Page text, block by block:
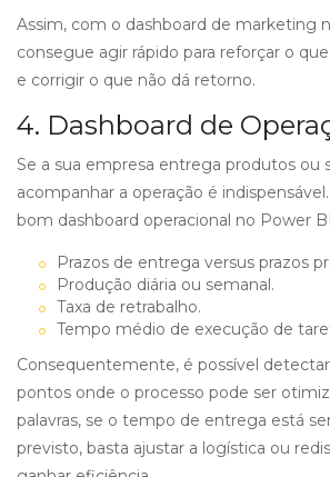
Assim, com o dashboard de marketing
consegue agir rápido para reforçar o
e corrigir o que não dá retorno.
4. Dashboard de
Se a sua empresa entrega produtos ou
acompanhar a operação é
bom dashboard operacional no Power
Prazos de entrega versus prazos
Produção diária ou semanal.
Taxa de retrabalho.
Tempo médio de execução de
Consequentemente, é possível
pontos onde o processo pode ser
palavras, se o tempo de entrega está
previsto, basta ajustar a logística ou